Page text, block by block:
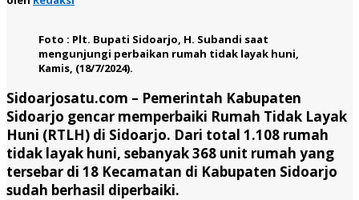
Foto : Plt. Bupati Sidoarjo, H. Subandi saat
mengunjungi perbaikan rumah tidak layak huni,
Kamis, (18/7/2024).
Sidoarjosatu.com – Pemerintah Kabupaten
Sidoarjo gencar memperbaiki Rumah Tidak Layak
Huni (RTLH) di Sidoarjo. Dari total 1.108 rumah
tidak layak huni, sebanyak 368 unit rumah yang
tersebar di 18 Kecamatan di Kabupaten Sidoarjo
sudah berhasil diperbaiki.